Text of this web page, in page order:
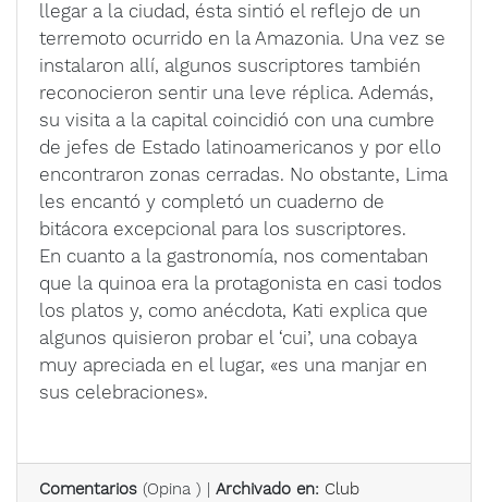
llegar a la ciudad, ésta sintió el reflejo de un
terremoto ocurrido en la Amazonia. Una vez se
instalaron allí, algunos suscriptores también
reconocieron sentir una leve réplica. Además,
su visita a la capital coincidió con una cumbre
de jefes de Estado latinoamericanos y por ello
encontraron zonas cerradas. No obstante, Lima
les encantó y completó un cuaderno de
bitácora excepcional para los suscriptores.
En cuanto a la gastronomía, nos comentaban
que la quinoa era la protagonista en casi todos
los platos y, como anécdota, Kati explica que
algunos quisieron probar el ‘cui’, una cobaya
muy apreciada en el lugar, «es una manjar en
sus celebraciones».
Comentarios (Opina ) | Archivado en: Club